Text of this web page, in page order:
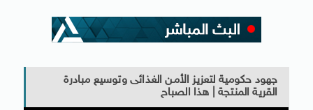
جهود حكومية لتعزيز الأمن الغذائى وتوسيع مبادرة
القرية المنتجة | هذا الصباح